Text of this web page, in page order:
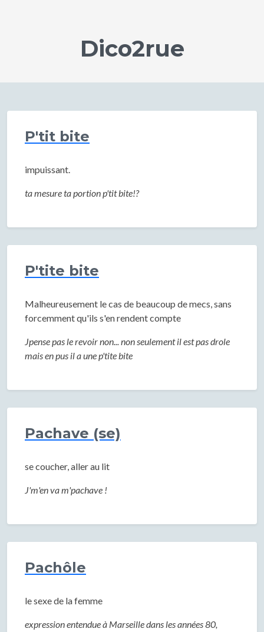
Dico2rue
P'tit bite
impuissant.
ta mesure ta portion p'tit bite!?
P'tite bite
Malheureusement le cas de beaucoup de mecs, sans
forcemment qu'ils s'en rendent compte
Jpense pas le revoir non... non seulement il est pas drole
mais en pus il a une p'tite bite
Pachave (se)
se coucher, aller au lit
J'm'en va m'pachave !
Pachôle
le sexe de la femme
expression entendue à Marseille dans les années 80,